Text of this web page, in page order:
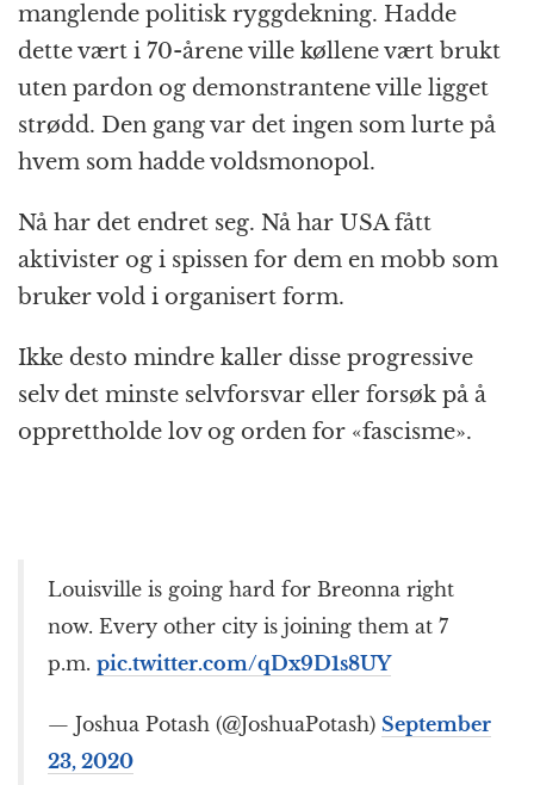
manglende politisk ryggdekning. Hadde
dette vært i 70-årene ville køllene vært brukt
uten pardon og demonstrantene ville ligget
strødd. Den gang var det ingen som lurte på
hvem som hadde voldsmonopol.
Nå har det endret seg. Nå har USA fått
aktivister og i spissen for dem en mobb som
bruker vold i organisert form.
Ikke desto mindre kaller disse progressive
selv det minste selvforsvar eller forsøk på å
opprettholde lov og orden for «fascisme».
Louisville is going hard for Breonna right
now. Every other city is joining them at 7
p.m. pic.twitter.com/qDx9D1s8UY
— Joshua Potash (@JoshuaPotash) September
23, 2020